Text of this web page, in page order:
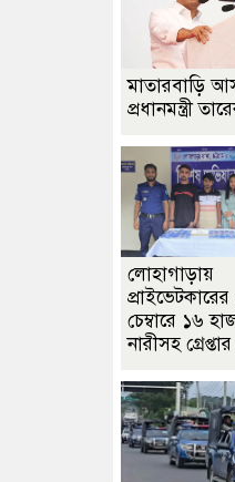
মাতারবাড়ি
প্রধানমন্ত্রী
লোহাগাড়ায়
চেম্বারে ১৬
নারীসহ